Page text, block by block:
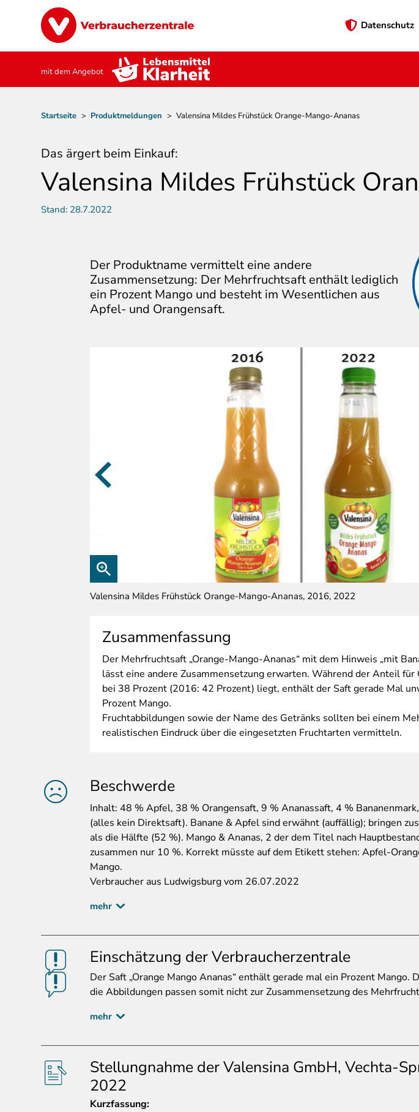
Image
Preheader
Datenschutz
mit dem Angebot
Pfadnavigation
Startseite > Produktmeldungen > Valensina Mildes Frühstück Orange-Mango-Ananas
Das ärgert beim Einkauf:
Valensina Mildes Frühstück
Stand: 28.7.2022
Der Produktname vermittelt eine andere
Zusammensetzung: Der Mehrfruchtsaft enthält lediglich
ein Prozent Mango und besteht im Wesentlichen aus
Apfel- und Orangensaft.
Valensina Mildes Frühstück Orange-Mango-Ananas, 2016, 2022
Zusammenfassung
Der Mehrfruchtsaft „Orange-Mango-Ananas“ mit dem Hinweis „mit
lässt eine andere Zusammensetzung erwarten. Während der Anteil
bei 38 Prozent (2016: 42 Prozent) liegt, enthält der Saft gerade Mal
Prozent Mango.
Fruchtabbildungen sowie der Name des Getränks sollten bei einem
realistischen Eindruck über die eingesetzten Fruchtarten vermitteln.
Beschwerde
Inhalt: 48 % Apfel, 38 % Orangensaft, 9 % Ananassaft, 4 %
(alles kein Direktsaft). Banane & Apfel sind erwähnt (auffällig); bringen
als die Hälfte (52 %). Mango & Ananas, 2 der dem Titel nach
zusammen nur 10 %. Korrekt müsste auf dem Etikett stehen: Apfel-
Mango.
Verbraucher aus Ludwigsburg vom 26.07.2022
mehr
Einschätzung der Verbraucherzentrale
Der Saft „Orange Mango Ananas“ enthält gerade mal ein Prozent Mango.
die Abbildungen passen somit nicht zur Zusammensetzung des
mehr
Stellungnahme der Valensina GmbH, Vechta-
2022
Kurzfassung: